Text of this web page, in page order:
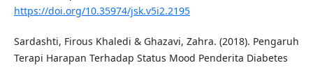
https://doi.org/10.35974/jsk.v5i2.2195
Sardashti, Firous Khaledi & Ghazavi, Zahra. (2018). Pengaruh
Terapi Harapan Terhadap Status Mood Penderita Diabetes